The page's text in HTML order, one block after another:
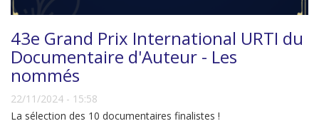
43e Grand Prix International URTI du
Documentaire d'Auteur - Les
nommés
22/11/2024 - 15:58
La sélection des 10 documentaires finalistes !